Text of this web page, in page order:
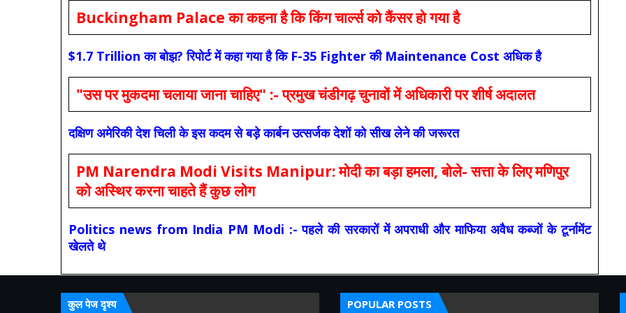
Buckingham Palace का कहना है कि किंग चार्ल्स को कैंसर हो गया है
$1.7 Trillion का बोझ? रिपोर्ट में कहा गया है कि F-35 Fighter की Maintenance Cost अधिक है
"उस पर मुकदमा चलाया जाना चाहिए" :- प्रमुख चंडीगढ़ चुनावों में अधिकारी पर शीर्ष अदालत
दक्षिण अमेरिकी देश चिली के इस कदम से बड़े कार्बन उत्सर्जक देशों को सीख लेने की जरूरत
PM Narendra Modi Visits Manipur: मोदी का बड़ा हमला, बोले- सत्ता के लिए मणिपुर
को अस्थिर करना चाहते हैं कुछ लोग
Politics news from India PM Modi :- पहले की सरकारों में अपराधी और माफिया अवैध कब्जों के टूर्नामेंट
खेलते थे
कुल पेज दृश्य POPULAR POSTS